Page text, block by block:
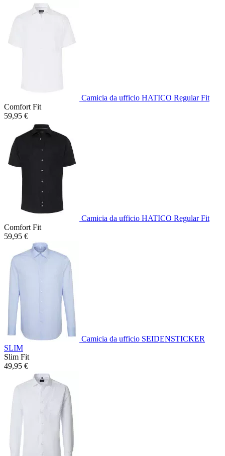
Camicia da ufficio HATICO Regular Fit
Comfort Fit
59,95 €
Camicia da ufficio HATICO Regular Fit
Comfort Fit
59,95 €
Camicia da ufficio SEIDENSTICKER
SLIM
Slim Fit
49,95 €